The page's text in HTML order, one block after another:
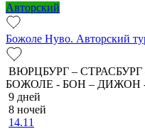
Авторский
Божоле Нуво. Авторский
ВЮРЦБУРГ –
БОЖОЛЕ - БОН – ДИЖОН
9 дней
8 ночей
14.11